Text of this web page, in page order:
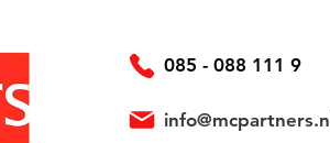
085 - 088 111 9
info@mcpartners.nl